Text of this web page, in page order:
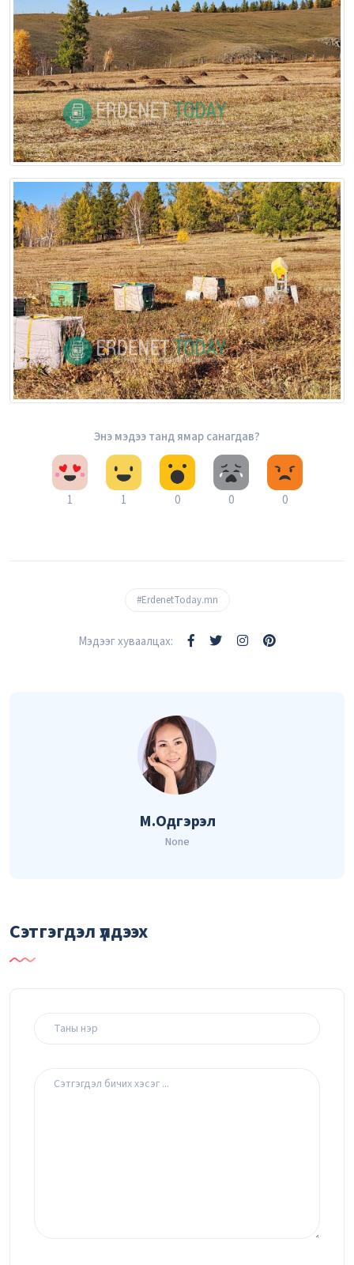
Энэ мэдээ танд ямар санагдав?
1 1 0 0 0
#ErdenetToday.mn
Мэдээг хуваалцах:
М.Одгэрэл
None
Сэтгэгдэл үлдээх